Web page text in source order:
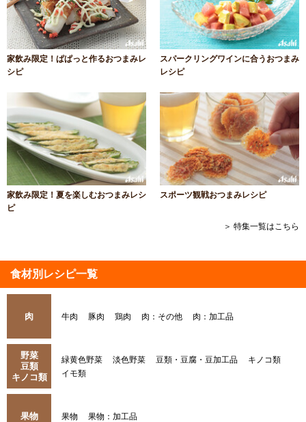
家飲み限定！ぱぱっと作るおつまみレ
シピ
スパークリングワインに合うおつまみ
レシピ
家飲み限定！夏を楽しむおつまみレシ
ピ
スポーツ観戦おつまみレシピ
＞ 特集一覧はこちら
食材別レシピ一覧
肉 牛肉 豚肉 鶏肉 肉：その他 肉：加工品
野菜
豆類
キノコ類
緑黄色野菜 淡色野菜 豆類・豆腐・豆加工品
キノコ類
イモ類
果物 果物 果物：加工品